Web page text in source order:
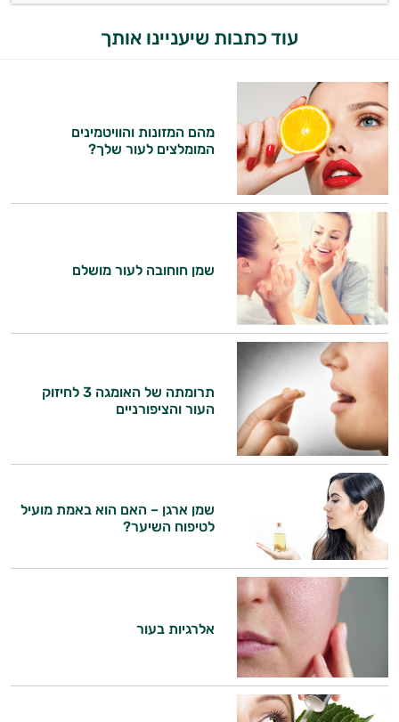
עוד כתבות שיעניינו אותך
מהם המזונות והוויטמינים
המומלצים לעור שלך?
שמן חוחובה לעור מושלם
תרומתה של האומגה 3 לחיזוק
העור והציפורניים
שמן ארגן – האם הוא באמת מועיל
לטיפוח השיער?
אלרגיות בעור
היי,
אני יועץ הבריאות האישי AI של טבע בריא.